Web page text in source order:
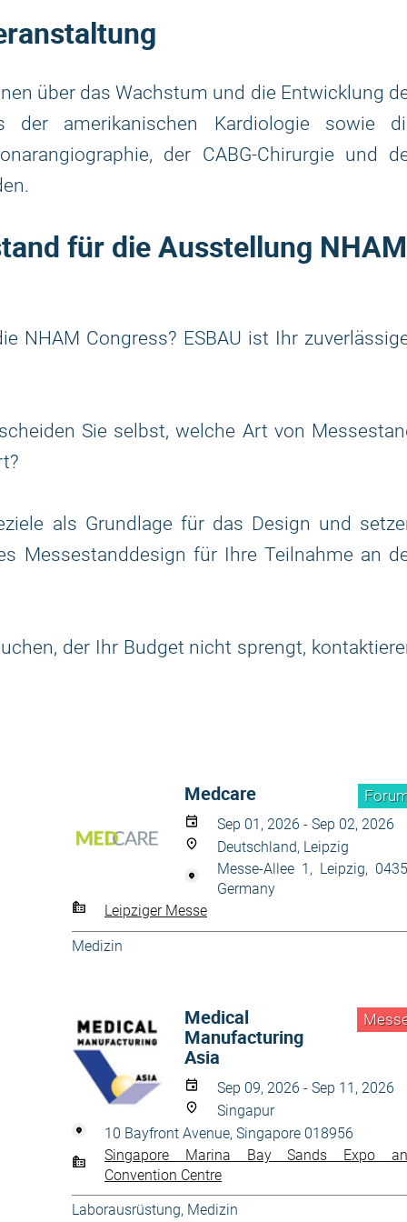
über das Wachstum und die Entwicklung
der amerikanischen Kardiologie sowie
der CABG-Chirurgie und
für die Ausstellung NHAM
NHAM Congress? ESBAU ist Ihr
Sie selbst, welche Art von
als Grundlage für das Design und
Messestanddesign für Ihre Teilnahme an
der Ihr Budget nicht sprengt,
Medcare
Sep 01, 2026 - Sep 02, 2026
Deutschland, Leipzig
Messe-Allee 1, Leipzig,
Germany
Leipziger Messe
Medizin
Medical
Manufacturing
Asia
Sep 09, 2026 - Sep 11, 2026
Singapur
10 Bayfront Avenue, Singapore 018956
Singapore Marina Bay Sands Expo
Convention Centre
Laborausrüstung, Medizin